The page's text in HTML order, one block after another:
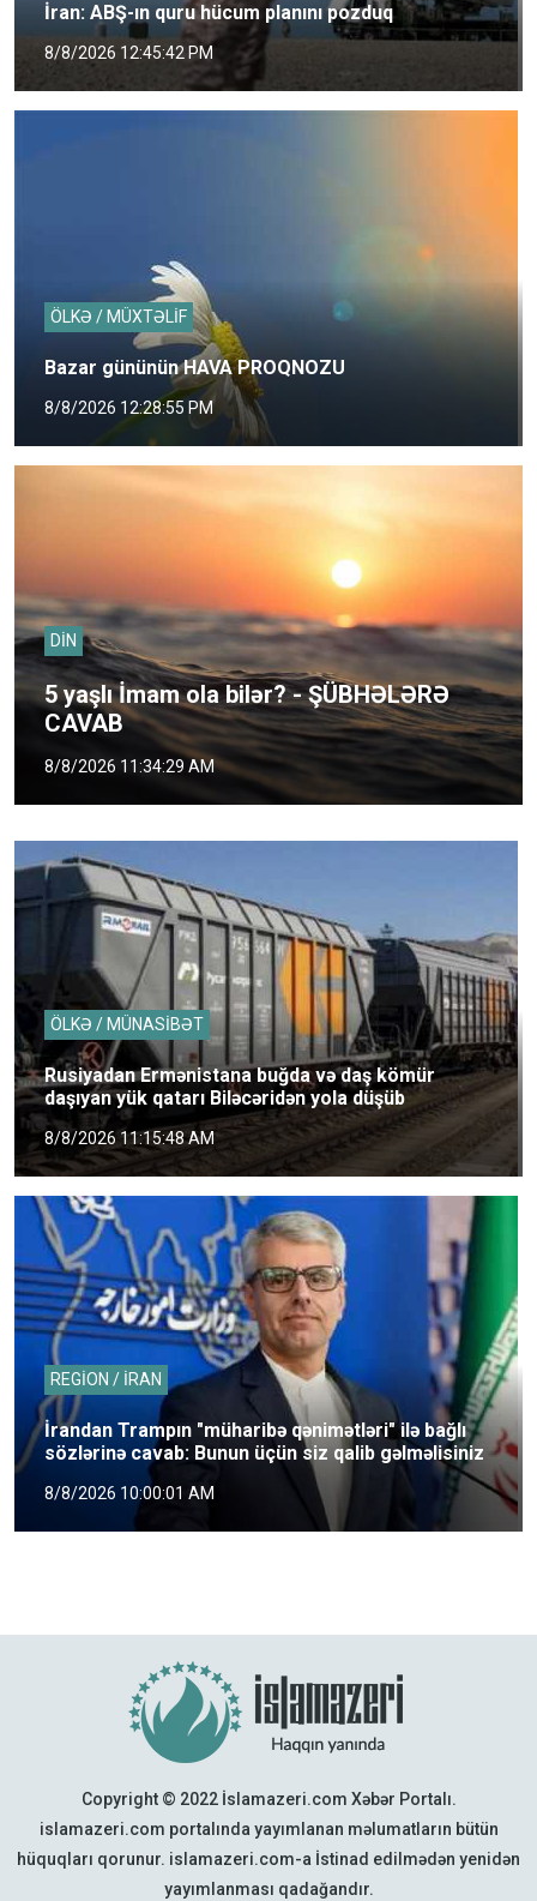
İran: ABŞ-ın quru hücum planını pozduq
8/8/2026 12:45:42 PM
ÖLKƏ / MÜXTƏLİF
Bazar gününün HAVA PROQNOZU
8/8/2026 12:28:55 PM
DİN
5 yaşlı İmam ola bilər? - ŞÜBHƏLƏRƏ
CAVAB
8/8/2026 11:34:29 AM
ÖLKƏ / MÜNASİBƏT
Rusiyadan Ermənistana buğda və daş kömür
daşıyan yük qatarı Biləcəridən yola düşüb
8/8/2026 11:15:48 AM
REGİON / İRAN
İrandan Trampın "müharibə qənimətləri" ilə bağlı
sözlərinə cavab: Bunun üçün siz qalib gəlməlisiniz
8/8/2026 10:00:01 AM
Copyright © 2022 İslamazeri.com Xəbər Portalı.
islamazeri.com portalında yayımlanan məlumatların bütün
hüquqları qorunur. islamazeri.com-a İstinad edilmədən yenidən
yayımlanması qadağandır.